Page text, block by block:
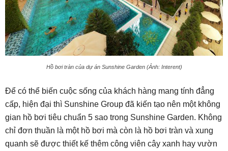
Hồ bơi tràn của dự án Sunshine Garden (Ảnh: Interent)
Để có thể biến cuộc sống của khách hàng mang tính đẳng
cấp, hiện đại thì Sunshine Group đã kiến tạo nên một không
gian hồ bơi tiêu chuẩn 5 sao trong Sunshine Garden. Không
chỉ đơn thuần là một hồ bơi mà còn là hồ bơi tràn và xung
quanh sẽ được thiết kế thêm công viên cây xanh hay vườn